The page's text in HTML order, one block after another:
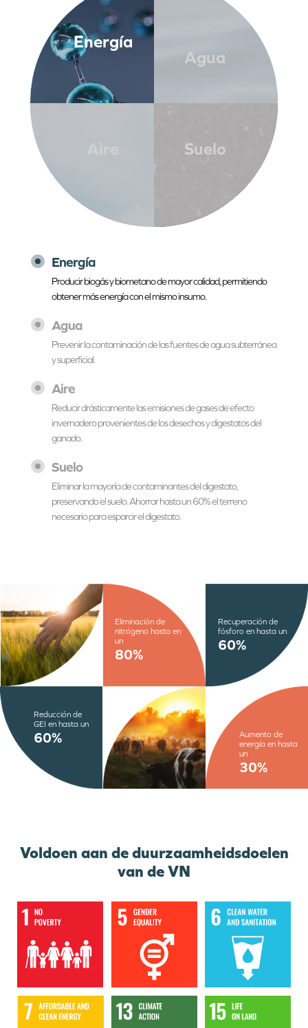
Energía
Producir biogás y biometano de mayor calidad, permitiendo
obtener más energía con el mismo insumo.
Energía
Agua
Prevenir la contaminación de las fuentes de agua subterránea
y superficial.
Agua
Aire
Reducir drásticamente las emisiones de gases de efecto
invernadero provenientes de los desechos y digestatos del
ganado.
Suelo
Eliminar la mayoría de contaminantes del digestato,
preservando el suelo. Ahorrar hasta un 60% el terreno
necesario para esparcir el digestato.
Suelo
Eliminación de
nitrógeno hasta en
un
80%
Recuperación de
fósforo en hasta un
60%
Reducción de
GEI en hasta un
60%
Aumento de
energía en hasta
un
30%
Voldoen aan de duurzaamheidsdoelen
van de VN